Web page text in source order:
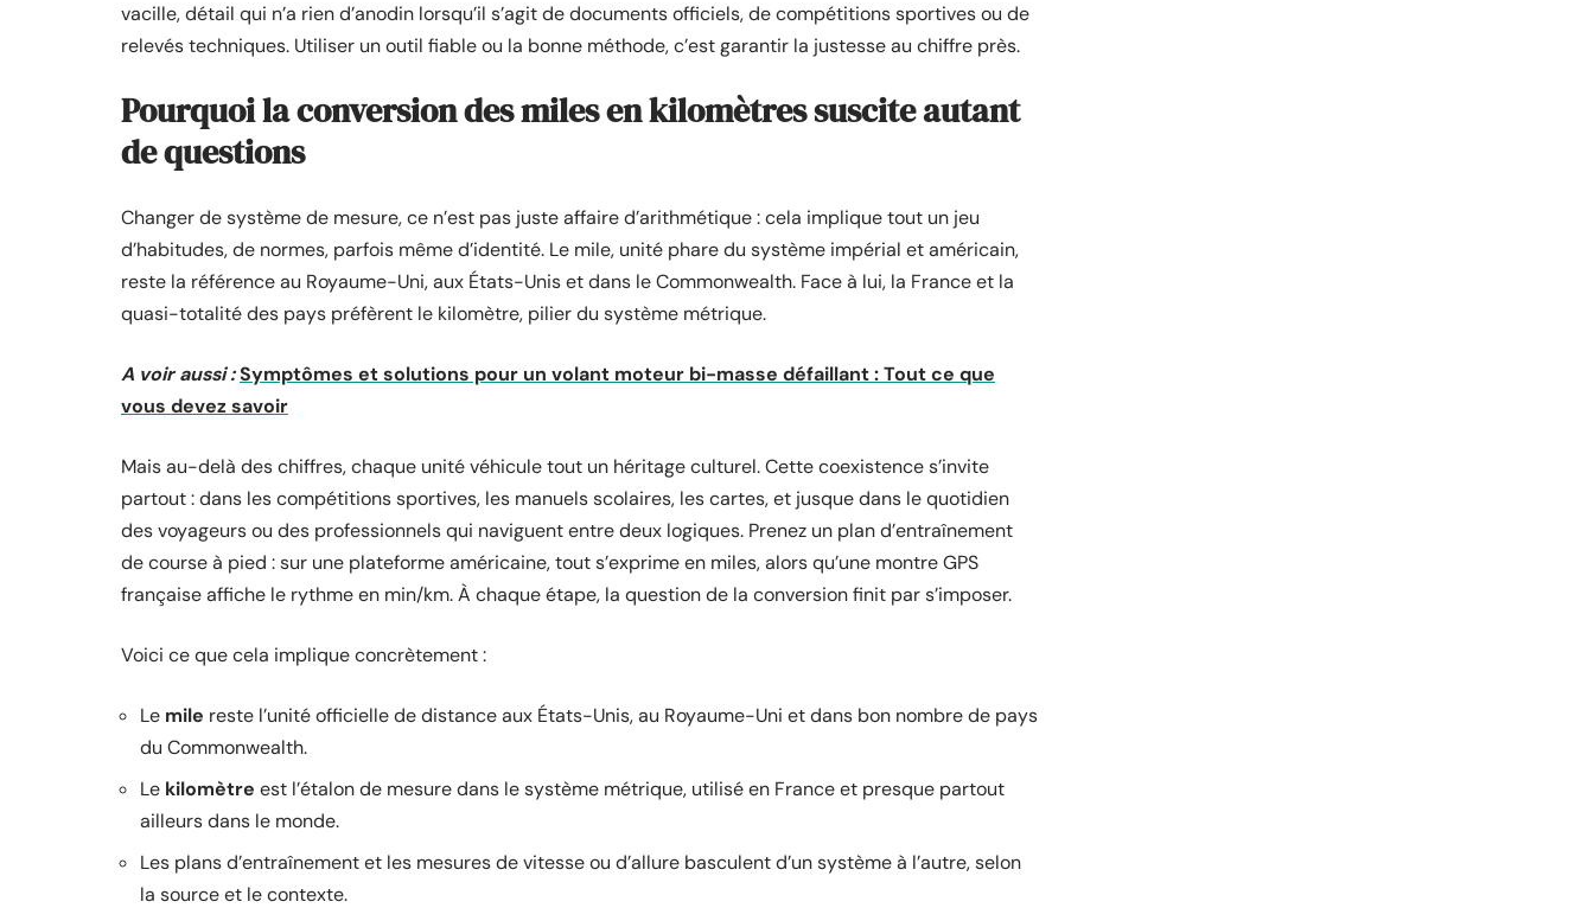
vacille, détail qui n’a rien d’anodin lorsqu’il s’agit de documents officiels, de compétitions sportives ou de
relevés techniques. Utiliser un outil fiable ou la bonne méthode, c’est garantir la justesse au chiffre près.
Pourquoi la conversion des miles en kilomètres suscite autant
de questions
Changer de système de mesure, ce n’est pas juste affaire d’arithmétique : cela implique tout un jeu
d’habitudes, de normes, parfois même d’identité. Le mile, unité phare du système impérial et américain,
reste la référence au Royaume-Uni, aux États-Unis et dans le Commonwealth. Face à lui, la France et la
quasi-totalité des pays préfèrent le kilomètre, pilier du système métrique.
A voir aussi :Symptômes et solutions pour un volant moteur bi-masse défaillant : Tout ce que
vous devez savoir
Mais au-delà des chiffres, chaque unité véhicule tout un héritage culturel. Cette coexistence s’invite
partout : dans les compétitions sportives, les manuels scolaires, les cartes, et jusque dans le quotidien
des voyageurs ou des professionnels qui naviguent entre deux logiques. Prenez un plan d’entraînement
de course à pied : sur une plateforme américaine, tout s’exprime en miles, alors qu’une montre GPS
française affiche le rythme en min/km. À chaque étape, la question de la conversion finit par s’imposer.
Voici ce que cela implique concrètement :
Le mile reste l’unité officielle de distance aux États-Unis, au Royaume-Uni et dans bon nombre de pays
du Commonwealth.
Le kilomètre est l’étalon de mesure dans le système métrique, utilisé en France et presque partout
ailleurs dans le monde.
Les plans d’entraînement et les mesures de vitesse ou d’allure basculent d’un système à l’autre, selon
la source et le contexte.